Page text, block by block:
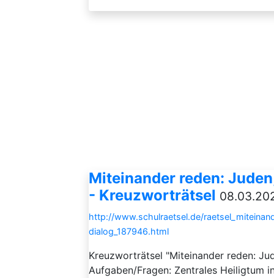
Miteinander reden:
- Kreuzworträtsel
http://www.schulraetsel.de/
dialog_187946.html
Kreuzworträtsel "Miteinander reden:
Aufgaben/Fragen: Zentrales Heiligtum